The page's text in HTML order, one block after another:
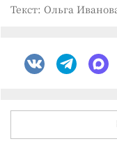
Текст: Ольга